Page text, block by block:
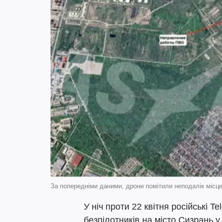
За попередніми даними, дрони помітили неподалік
У ніч проти 22 квітня російські
безпілотників на місто Сизрань